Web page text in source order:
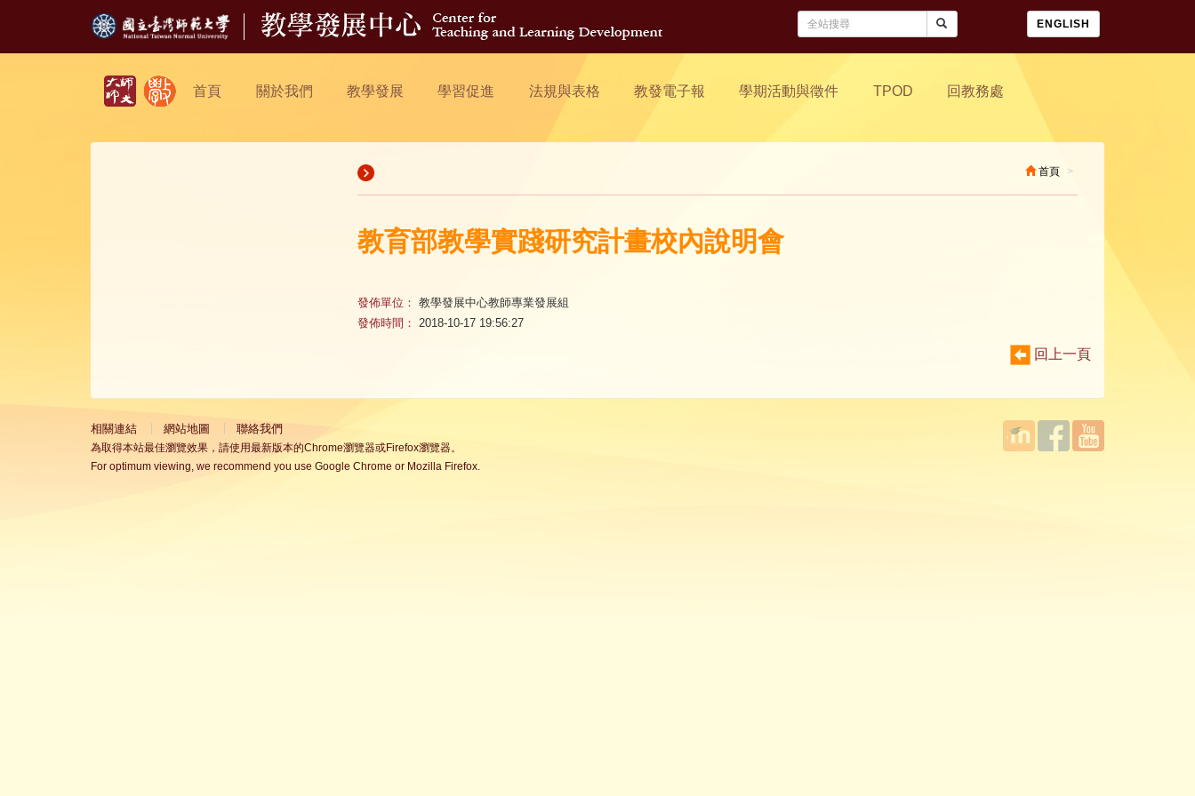
ENGLISH
首頁 關於我們 教學發展 學習促進 法規與表格 教發電子報 學期活動與徵件 TPOD 回教務處
首頁
教育部教學實踐研究計畫校內說明會
發佈單位： 教學發展中心教師專業發展組
發佈時間： 2018-10-17 19:56:27
回上一頁
相關連結 網站地圖 聯絡我們
為取得本站最佳瀏覽效果，請使用最新版本的Chrome瀏覽器或Firefox瀏覽器。
For optimum viewing, we recommend you use Google Chrome or Mozilla Firefox.